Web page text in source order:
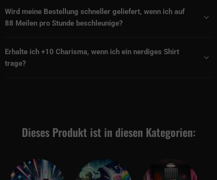
Wird meine Bestellung schneller geliefert, wenn ich auf
88 Meilen pro Stunde beschleunige?
Erhalte ich +10 Charisma, wenn ich ein nerdiges Shirt
trage?
Dieses Produkt ist in diesen Kategorien: